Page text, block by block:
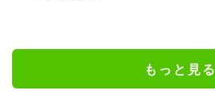
もっと見る